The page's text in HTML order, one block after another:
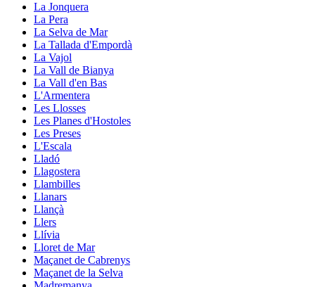
La Jonquera
La Pera
La Selva de Mar
La Tallada d'Empordà
La Vajol
La Vall de Bianya
La Vall d'en Bas
L'Armentera
Les Llosses
Les Planes d'Hostoles
Les Preses
L'Escala
Lladó
Llagostera
Llambilles
Llanars
Llançà
Llers
Llívia
Lloret de Mar
Maçanet de Cabrenys
Maçanet de la Selva